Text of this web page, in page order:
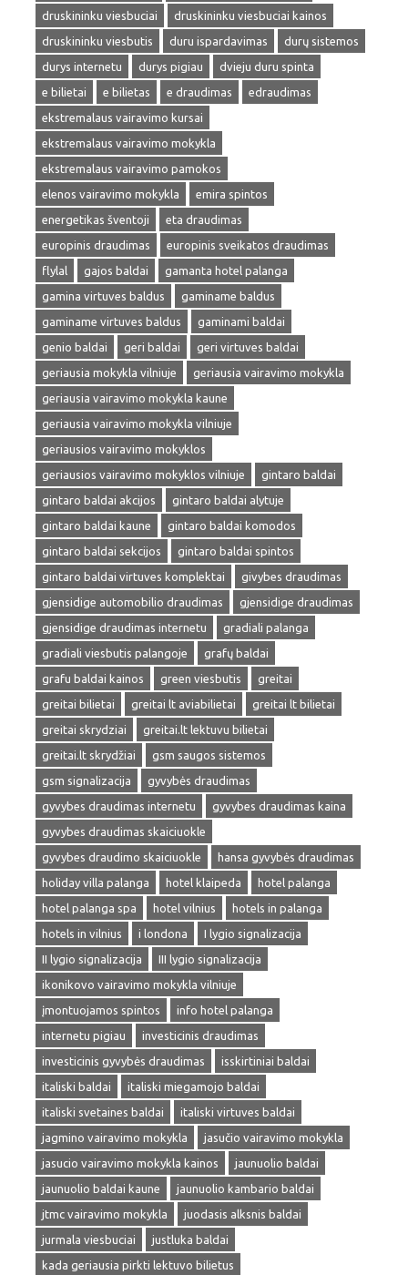
druskininku viesbuciai
druskininku viesbuciai kainos
druskininku viesbutis
duru ispardavimas
durų sistemos
durys internetu
durys pigiau
dvieju duru spinta
e bilietai
e bilietas e draudimas
edraudimas
ekstremalaus vairavimo kursai
ekstremalaus vairavimo mokykla
ekstremalaus vairavimo pamokos
elenos vairavimo mokykla
emira spintos
energetikas šventoji
eta draudimas
europinis draudimas
europinis sveikatos draudimas
flylal
gajos baldai
gamanta hotel palanga
gamina virtuves baldus
gaminame baldus
gaminame virtuves baldus
gaminami baldai
genio baldai
geri baldai
geri virtuves baldai
geriausia mokykla vilniuje
geriausia vairavimo mokykla
geriausia vairavimo mokykla kaune
geriausia vairavimo mokykla vilniuje
geriausios vairavimo mokyklos
geriausios vairavimo mokyklos vilniuje
gintaro baldai
gintaro baldai akcijos
gintaro baldai alytuje
gintaro baldai kaune
gintaro baldai komodos
gintaro baldai sekcijos
gintaro baldai spintos
gintaro baldai virtuves komplektai
givybes draudimas
gjensidige automobilio draudimas
gjensidige draudimas
gjensidige draudimas internetu
gradiali palanga
gradiali viesbutis palangoje
grafų baldai
grafu baldai kainos
green viesbutis
greitai
greitai bilietai
greitai lt aviabilietai
greitai lt bilietai
greitai skrydziai
greitai.lt lektuvu bilietai
greitai.lt skrydžiai
gsm saugos sistemos
gsm signalizacija
gyvybės draudimas
gyvybes draudimas internetu
gyvybes draudimas kaina
gyvybes draudimas skaiciuokle
gyvybes draudimo skaiciuokle
hansa gyvybės draudimas
holiday villa palanga
hotel klaipeda
hotel palanga
hotel palanga spa
hotel vilnius
hotels in palanga
hotels in vilnius
i londona
I lygio signalizacija
II lygio signalizacija
III lygio signalizacija
ikonikovo vairavimo mokykla vilniuje
įmontuojamos spintos
info hotel palanga
internetu pigiau
investicinis draudimas
investicinis gyvybės draudimas
isskirtiniai baldai
italiski baldai
italiski miegamojo baldai
italiski svetaines baldai
italiski virtuves baldai
jagmino vairavimo mokykla
jasučio vairavimo mokykla
jasucio vairavimo mokykla kainos
jaunuolio baldai
jaunuolio baldai kaune
jaunuolio kambario baldai
jtmc vairavimo mokykla
juodasis alksnis baldai
jurmala viesbuciai
justluka baldai
kada geriausia pirkti lektuvo bilietus